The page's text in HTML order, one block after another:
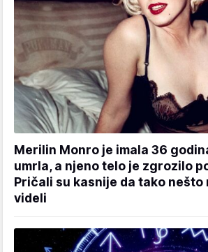
Merilin Monro je imala 36
umrla, a njeno telo je zgrozilo
Pričali su kasnije da tako nešto
videli